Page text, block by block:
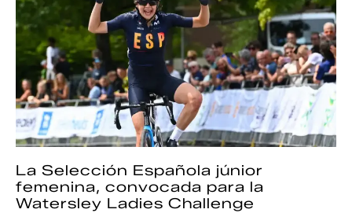
La Selección Española júnior
femenina, convocada para la
Watersley Ladies Challenge